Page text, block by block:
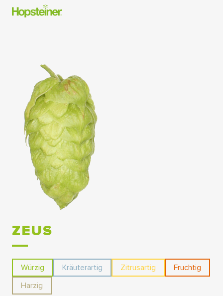
ZEUS
Würzig Kräuterartig Zitrusartig
Fruchtig
Harzig